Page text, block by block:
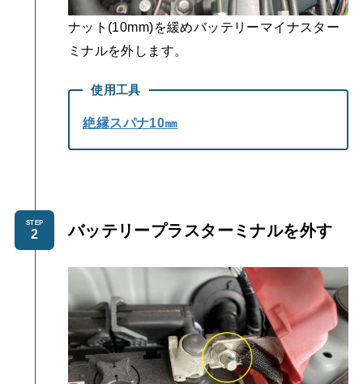
ナット(10mm)を緩めバッテリーマイナスター
ミナルを外します。
使用工具
絶縁スパナ10㎜
STEP バッテリープラスターミナルを外す